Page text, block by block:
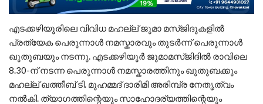
എടക്കഴിയൂരിലെ വിവിധ മഹല്ല് ജുമാ മസ്ജിദുകളിൽ
പ്രത്യേക പെരുന്നാൾ നമസ്കാരവും തുടർന്ന് പെരുന്നാൾ
ഖുതുബയും നടന്നു. എടക്കഴിയൂർ ജുമാമസ്‌ജിദിൽ രാവിലെ
8.30-ന് നടന്ന പെരുന്നാൾ നമസ്കാരത്തിനും ഖുതുബക്കും
മഹല്ല് ഖത്തീബ് ടി. മുഹമ്മദ് ദാരിമി അരിമ്പ്ര നേതൃത്വം
നൽകി. ത്യാഗത്തിന്റെയും സാഹോദര്യത്തിന്റെയും